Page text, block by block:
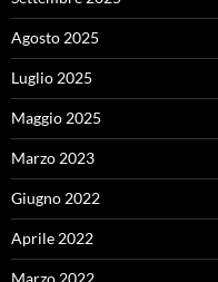
Agosto 2025
Luglio 2025
Maggio 2025
Marzo 2023
Giugno 2022
Aprile 2022
Marzo 2022